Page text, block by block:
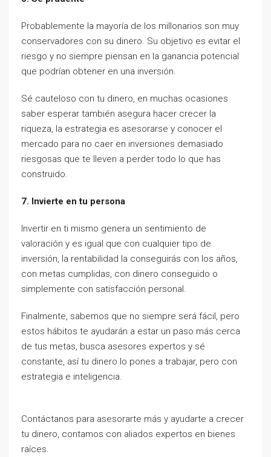
Probablemente la mayoría de los millonarios son muy
conservadores con su dinero. Su objetivo es evitar el
riesgo y no siempre piensan en la ganancia potencial
que podrían obtener en una inversión.
Sé cauteloso con tu dinero, en muchas ocasiones
saber esperar también asegura hacer crecer la
riqueza, la estrategia es asesorarse y conocer el
mercado para no caer en inversiones demasiado
riesgosas que te lleven a perder todo lo que has
construido.
7. Invierte en tu persona
Invertir en ti mismo genera un sentimiento de
valoración y es igual que con cualquier tipo de
inversión, la rentabilidad la conseguirás con los años,
con metas cumplidas, con dinero conseguido o
simplemente con satisfacción personal.
Finalmente, sabemos que no siempre será fácil, pero
estos hábitos te ayudarán a estar un paso más cerca
de tus metas, busca asesores expertos y sé
constante, así tu dinero lo pones a trabajar, pero con
estrategia e inteligencia.
Contáctanos para asesorarte más y ayudarte a crecer
tu dinero, contamos con aliados expertos en bienes
raíces.